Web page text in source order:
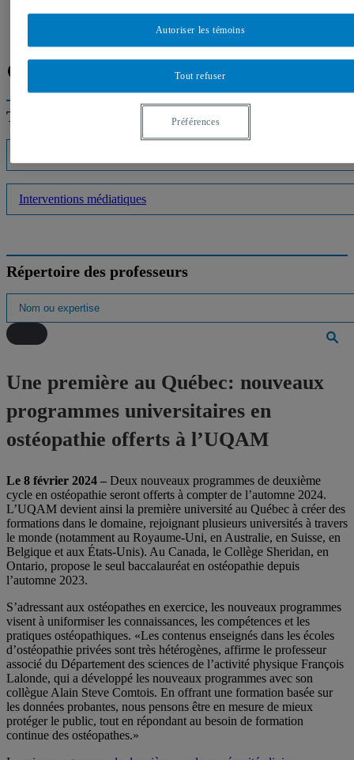
Facebook
Trouver un expert
Interventions médiatiques
Répertoire des professeurs
Une première au Québec: nouveaux
programmes universitaires en
ostéopathie offerts à l’UQAM
Le 8 février 2024 – Deux nouveaux programmes de deuxième
cycle en ostéopathie seront offerts à compter de l’automne 2024.
L’UQAM devient ainsi la première université au Québec à créer des
formations dans le domaine, rejoignant plusieurs universités à travers
le monde (notamment au Royaume-Uni, en Australie, en Suisse, en
Belgique et aux États-Unis). Au Canada, le Collège Sheridan, en
Ontario, propose le seul baccalauréat en ostéopathie depuis
l’automne 2023.
S’adressant aux ostéopathes en exercice, les nouveaux programmes
visent à uniformiser les connaissances, les compétences et les
pratiques ostéopathiques. «Les contenus enseignés dans les écoles
d’ostéopathie privées sont très hétérogènes, affirme le professeur
associé du Département des sciences de l’activité physique François
Lalonde, qui a développé les nouveaux programmes avec son
collègue Alain Steve Comtois. En offrant une formation basée sur
les données probantes, nous pensons être en mesure de mieux
protéger le public, tout en répondant au besoin de formation
continue des ostéopathes.»
Tout refuser
Autoriser les témoins
Préférences